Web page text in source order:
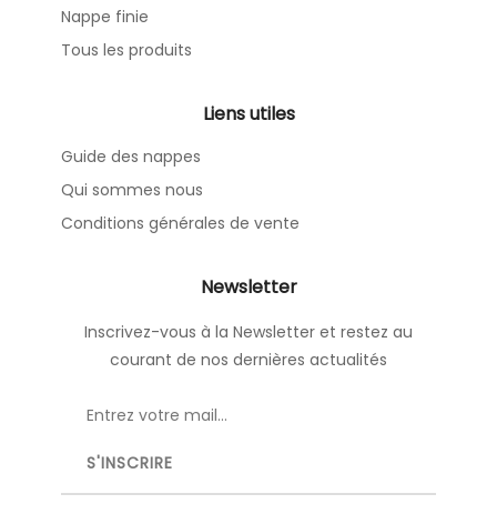
Nappe finie
Tous les produits
Liens utiles
Guide des nappes
Qui sommes nous
Conditions générales de vente
Newsletter
Inscrivez-vous à la Newsletter et restez au
courant de nos dernières actualités